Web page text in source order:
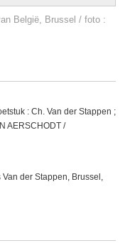
België, Brussel / foto :
: Ch. Van der Stappen ;
AERSCHODT /
der Stappen, Brussel,